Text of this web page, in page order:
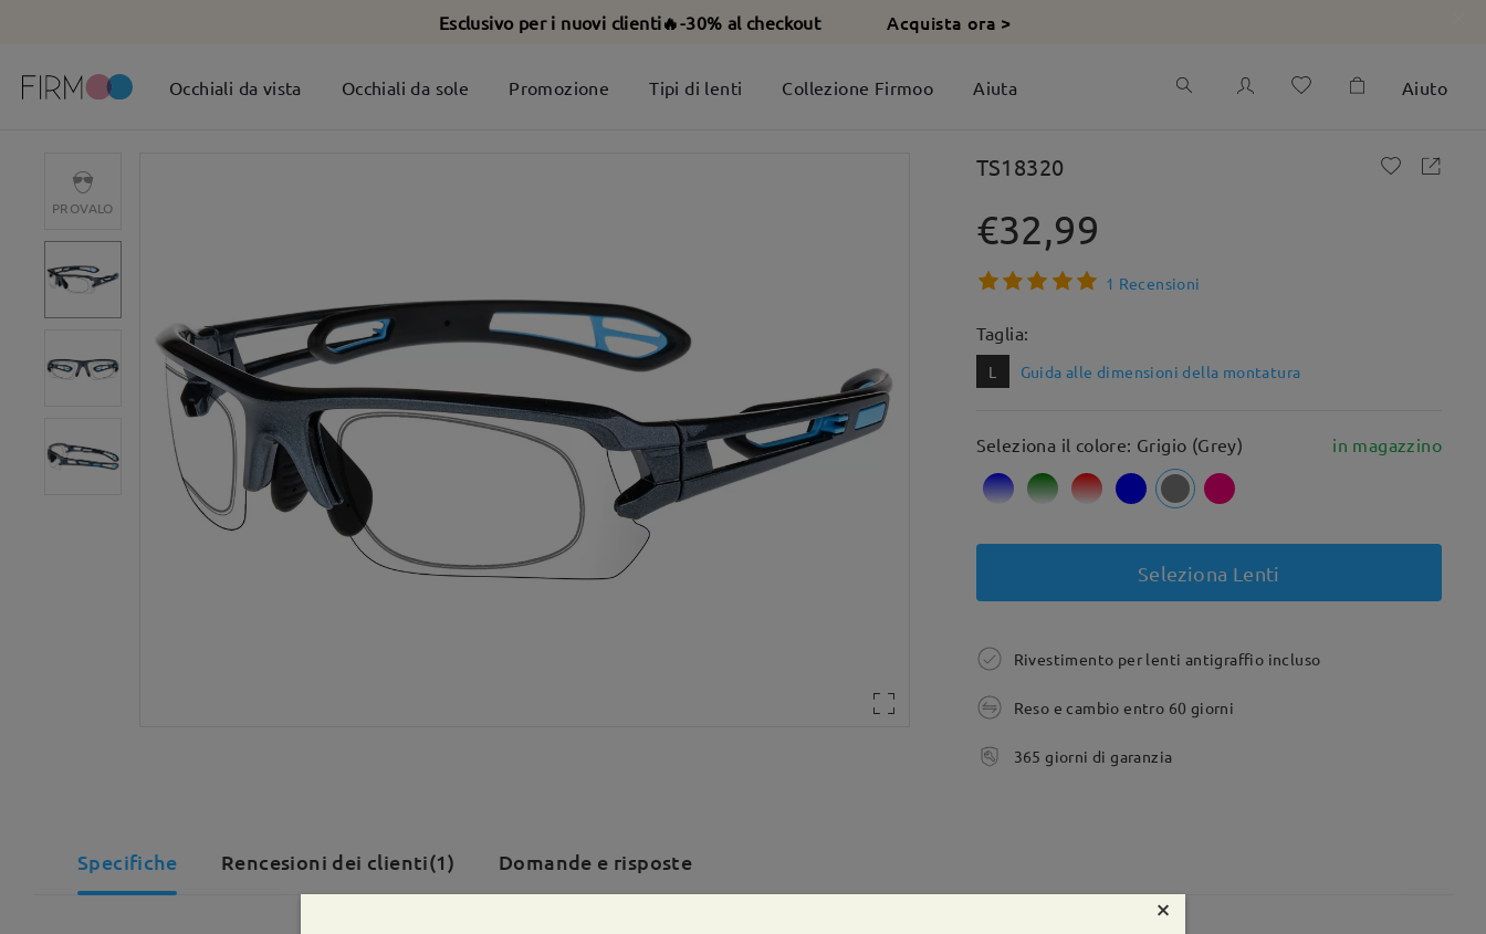
Esclusivo per i nuovi clienti🔥-30% al checkout Acquista ora >
Occhiali da vista Occhiali da sole Promozione Tipi di lenti Collezione Firmoo Aiuta Aiuto
PROVALO
TS18320
€32,99
1 Recensioni
Taglia:
L Guida alle dimensioni della montatura
Seleziona il colore: Grigio (Grey) in magazzino
Seleziona Lenti
Rivestimento per lenti antigraffio incluso
Reso e cambio entro 60 giorni
365 giorni di garanzia
Specifiche Rencesioni dei clienti(1) Domande e risposte
×